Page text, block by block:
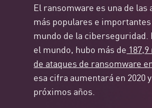
El ransomware es una de las
más populares e
mundo de la ciberseguridad.
el mundo, hubo más de
de ataques de ransomware
esa cifra aumentará en 2020
próximos años.